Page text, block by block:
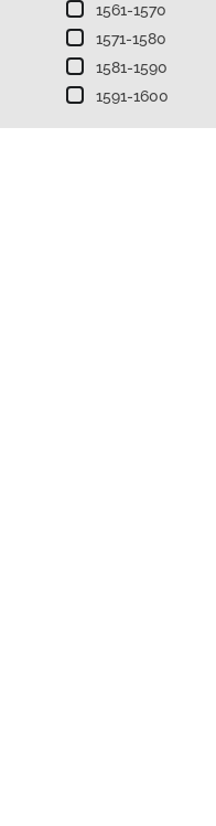
1561-1570
1571-1580
1581-1590
1591-1600